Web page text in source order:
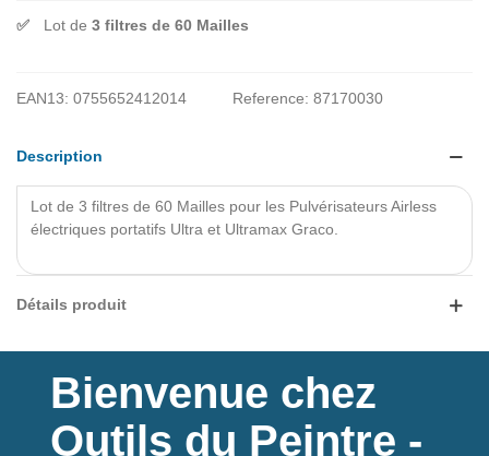
Lot de 3 filtres de 60 Mailles
EAN13: 0755652412014 Reference: 87170030
Description
Lot de 3 filtres de 60 Mailles pour les Pulvérisateurs Airless
électriques portatifs Ultra et Ultramax Graco
Détails produit
Bienvenue chez
Outils du Peintre -